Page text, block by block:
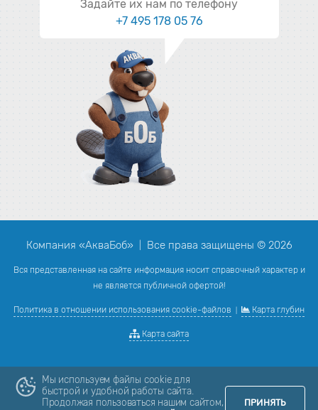
Задайте их нам по телефону
+7 495 178 05 76
Компания «АкваБоб» Все права защищены © 2026
Вся представленная на сайте информация носит справочный характер и
не является публичной офертой!
Политика в отношении использования cookie-файлов Карта глубин
Карта сайта
Мы используем файлы cookie для
быстрой и удобной работы сайта.
Продолжая пользоваться нашим сайтом,
ПРИНЯТЬ